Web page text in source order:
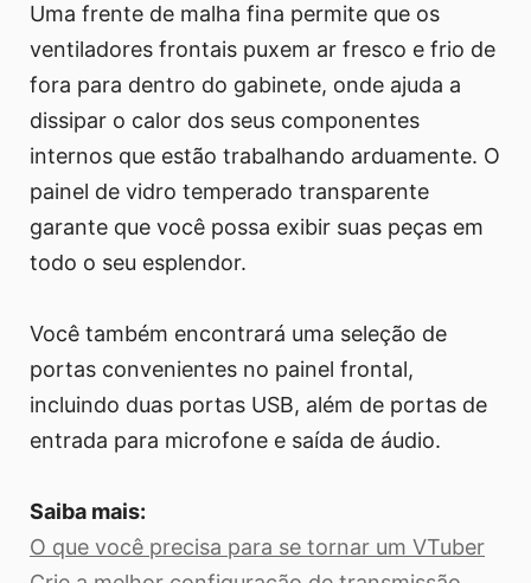
Uma frente de malha fina permite que os
ventiladores frontais puxem ar fresco e frio de
fora para dentro do gabinete, onde ajuda a
dissipar o calor dos seus componentes
internos que estão trabalhando arduamente. O
painel de vidro temperado transparente
garante que você possa exibir suas peças em
todo o seu esplendor.
Você também encontrará uma seleção de
portas convenientes no painel frontal,
incluindo duas portas USB, além de portas de
entrada para microfone e saída de áudio.
Saiba mais:
O que você precisa para se tornar um VTuber